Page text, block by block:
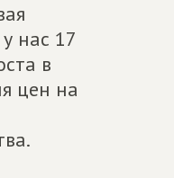
нас 17
в
цен на